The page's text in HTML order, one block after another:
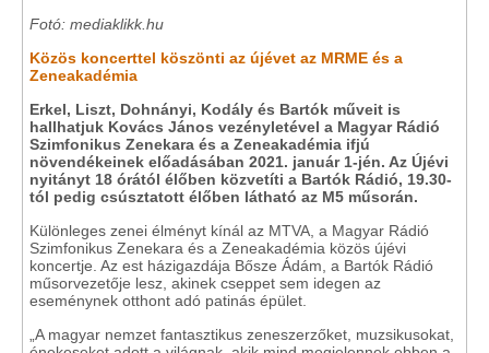
Fotó: mediaklikk.hu
Közös koncerttel köszönti az újévet az MRME és a
Zeneakadémia
Erkel, Liszt, Dohnányi, Kodály és Bartók műveit is
hallhatjuk Kovács János vezényletével a Magyar Rádió
Szimfonikus Zenekara és a Zeneakadémia ifjú
növendékeinek előadásában 2021. január 1-jén. Az Újévi
nyitányt 18 órától élőben közvetíti a Bartók Rádió, 19.30-
tól pedig csúsztatott élőben látható az M5 műsorán.
Különleges zenei élményt kínál az MTVA, a Magyar Rádió
Szimfonikus Zenekara és a Zeneakadémia közös újévi
koncertje. Az est házigazdája Bősze Ádám, a Bartók Rádió
műsorvezetője lesz, akinek cseppet sem idegen az
eseménynek otthont adó patinás épület.
„A magyar nemzet fantasztikus zeneszerzőket, muzsikusokat,